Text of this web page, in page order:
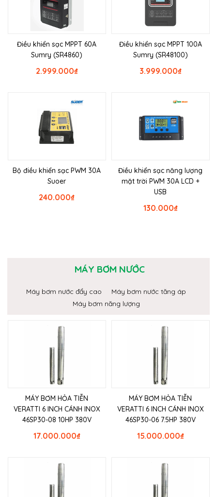
Điều khiển sạc MPPT 60A
Sumry (SR4860)
₫
2.999.000
Điều khiển sạc MPPT 100A
Sumry (SR48100)
₫
3.999.000
Bộ điều khiển sạc PWM 30A
Suoer
₫
240.000
Điều khiển sạc năng lượng
mặt trời PWM 30A LCD +
USB
₫
130.000
MÁY BƠM NƯỚC
Máy bơm nước đẩy cao
Máy bơm nước tăng áp
Máy bơm năng lượng
MÁY BƠM HỎA TIỄN
VERATTI 6 INCH CÁNH INOX
46SP30-08 10HP 380V
₫
17.000.000
MÁY BƠM HỎA TIỄN
VERATTI 6 INCH CÁNH INOX
46SP30-06 7.5HP 380V
₫
15.000.000